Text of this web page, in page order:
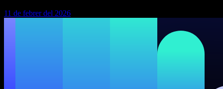
11 de febrer del 2026